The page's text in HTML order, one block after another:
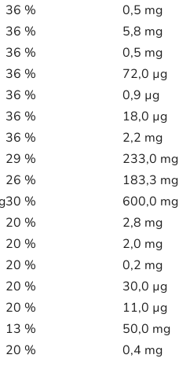
36 %
0,5 mg
36 %
5,8 mg
36 %
0,5 mg
36 %
72,0 µg
36 %
0,9 µg
36 %
18,0 µg
36 %
2,2 mg
29 %
233,0 mg
26 %
183,3 mg
30 %
600,0 mg
20 %
2,8 mg
20 %
2,0 mg
20 %
0,2 mg
20 %
30,0 µg
20 %
11,0 µg
13 %
50,0 mg
20 %
0,4 mg